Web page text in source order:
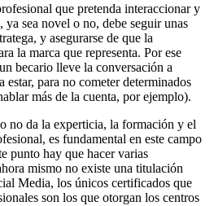
que pretenda interaccionar y
sea novel o no, debe seguir unas
y asegurarse de que la
la marca que representa. Por ese
becario lleve la conversación a
estar, para no cometer determinados
más de la cuenta, por ejemplo).
no da la experticia, la formación y el
es fundamental en este campo
punto hay que hacer varias
mismo no existe una titulación
Media, los únicos certificados que
son los que otorgan los centros